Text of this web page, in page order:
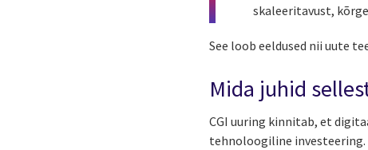
skaleeritavust,
See loob eeldused nii uute
Mida juhid
CGI uuring kinnitab, et
tehnoloogiline investeering.